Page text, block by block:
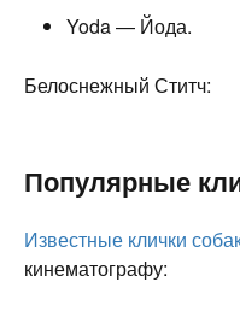
Yoda — Йода.
Белоснежный Ститч:
Популярные
Известные клички
кинематографу: